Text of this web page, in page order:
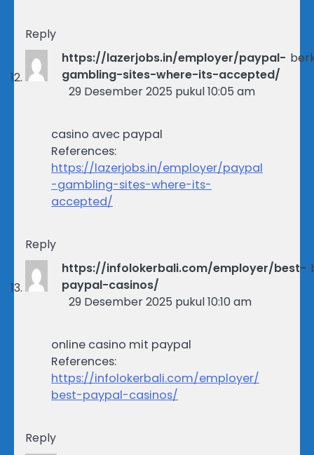
Reply
https://lazerjobs.in/employer/paypal-
gambling-sites-where-its-accepted/
29 Desember 2025 pukul 10:05 am
casino avec paypal
References:
https://lazerjobs.in/employer/paypal
-gambling-sites-where-its-
accepted/
Reply
https://infolokerbali.com/employer/best-
paypal-casinos/
29 Desember 2025 pukul 10:10 am
online casino mit paypal
References:
https://infolokerbali.com/employer/
best-paypal-casinos/
Reply